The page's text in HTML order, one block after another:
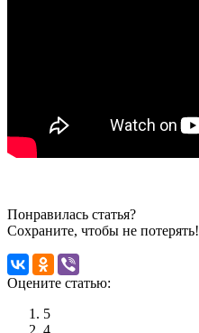
Понравилась статья?
Сохраните, чтобы не потерять!
Оцените статью:
5
4